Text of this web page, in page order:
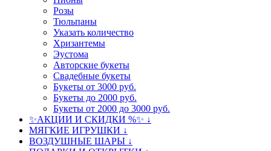
Розы
Тюльпаны
Указать количество
Хризантемы
Эустома
Авторские букеты
Свадебные букеты
Букеты от 3000 руб.
Букеты до 2000 руб.
Букеты от 2000 до 3000 руб.
✨АКЦИИ И СКИДКИ %✨ ↓
МЯГКИЕ ИГРУШКИ ↓
ВОЗДУШНЫЕ ШАРЫ ↓